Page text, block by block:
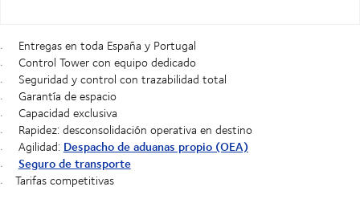
Entregas en toda España y Portugal
Control Towercon equipo dedicado
Seguridad y control con trazabilidad total
Garantía de espacio
Capacidad exclusiva
Rapidez:desconsolidación operativa en destino
Agilidad: Despacho de aduanas propio (OEA)
Seguro de transporte
Tarifas competitivas